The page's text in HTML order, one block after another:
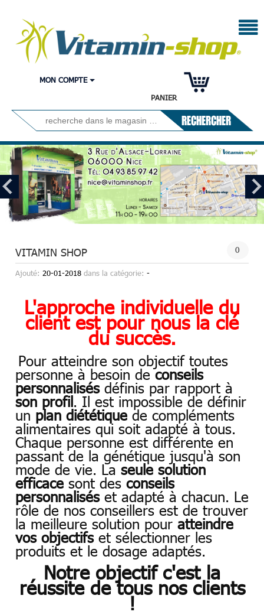
PANIER
MON COMPTE
RECHERCHER
VITAMIN SHOP 0
Ajouté: 20-01-2018 dans la catégorie: -
L'approche individuelle du
client est pour nous la clé
du succès.
Pour atteindre son objectif toutes
personne à besoin deconseils
personnalisésdéfinis par rapport à
son profil. Il est impossible de définir
un plan diététique de compléments
alimentaires qui soit adapté à tous.
Chaque personne est différente en
passant de la génétique jusqu'à son
mode de vie. La seule solution
efficace sont des conseils
personnaliséset adapté à chacun. Le
rôle de nos conseillers est de trouver
la meilleure solution pour atteindre
vos objectifset sélectionner les
produits et le dosage adaptés.
Notre objectif c'est la
réussite de tous nos clients
!